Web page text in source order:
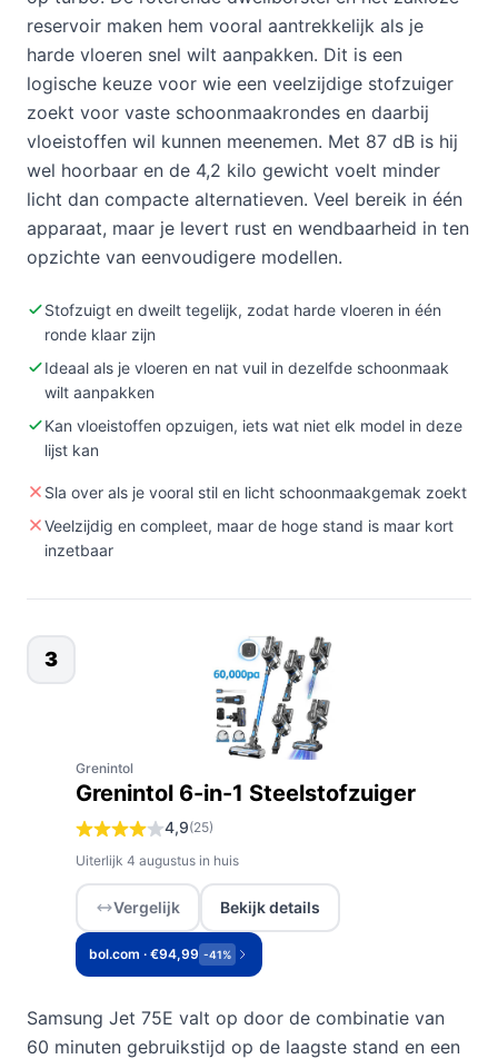
reservoir maken hem vooral aantrekkelijk als je
harde vloeren snel wilt aanpakken. Dit is een
logische keuze voor wie een veelzijdige stofzuiger
zoekt voor vaste schoonmaakrondes en daarbij
vloeistoffen wil kunnen meenemen. Met 87 dB is hij
wel hoorbaar en de 4,2 kilo gewicht voelt minder
licht dan compacte alternatieven. Veel bereik in één
apparaat, maar je levert rust en wendbaarheid in ten
opzichte van eenvoudigere modellen.
Stofzuigt en dweilt tegelijk, zodat harde vloeren in één
ronde klaar zijn
Ideaal als je vloeren en nat vuil in dezelfde schoonmaak
wilt aanpakken
Kan vloeistoffen opzuigen, iets wat niet elk model in deze
lijst kan
Sla over als je vooral stil en licht schoonmaakgemak zoekt
Veelzijdig en compleet, maar de hoge stand is maar kort
inzetbaar
3
Grenintol
Grenintol 6-in-1 Steelstofzuiger
4,9(25)
Uiterlijk 4 augustus in huis
Vergelijk Bekijk details
bol.com · €94,99 -41%
Samsung Jet 75E valt op door de combinatie van
60 minuten gebruikstijd op de laagste stand en een